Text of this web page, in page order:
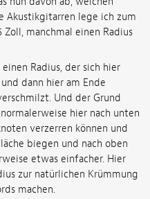
Akustikgitarren lege ich zum
manchmal einen Radius
Radius, der sich hier
dann hier am Ende
Und der Grund
hier nach unten
verzerren können und
biegen und nach oben
etwas einfacher. Hier
zur natürlichen Krümmung
machen.